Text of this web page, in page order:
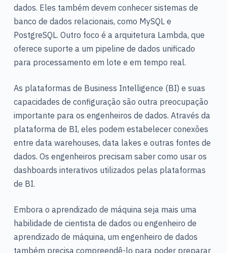
dados. Eles também devem conhecer sistemas de
banco de dados relacionais, como MySQL e
PostgreSQL. Outro foco é a arquitetura Lambda, que
oferece suporte a um pipeline de dados unificado
para processamento em lote e em tempo real.
As plataformas de Business Intelligence (BI) e suas
capacidades de configuração são outra preocupação
importante para os engenheiros de dados. Através da
plataforma de BI, eles podem estabelecer conexões
entre data warehouses, data lakes e outras fontes de
dados. Os engenheiros precisam saber como usar os
dashboards interativos utilizados pelas plataformas
de BI.
Embora o aprendizado de máquina seja mais uma
habilidade de cientista de dados ou engenheiro de
aprendizado de máquina, um engenheiro de dados
também precisa compreendê-lo para poder preparar